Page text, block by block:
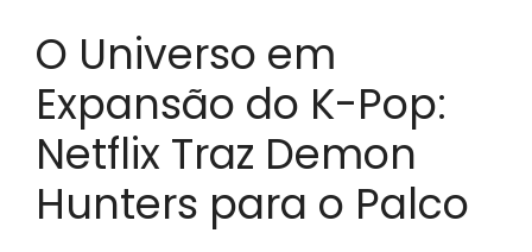
O Universo em
Expansão do K-Pop:
Netflix Traz Demon
Hunters para o Palco